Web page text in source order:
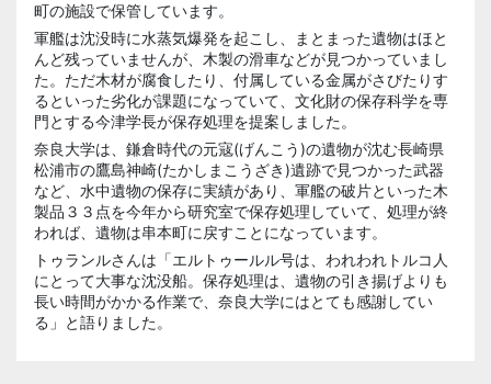
町の施設で保管しています。
軍艦は沈没時に水蒸気爆発を起こし、まとまった遺物はほと
んど残っていませんが、木製の滑車などが見つかっていまし
た。ただ木材が腐食したり、付属している金属がさびたりす
るといった劣化が課題になっていて、文化財の保存科学を専
門とする今津学長が保存処理を提案しました。
奈良大学は、鎌倉時代の元寇(げんこう)の遺物が沈む長崎県
松浦市の鷹島神崎(たかしまこうざき)遺跡で見つかった武器
など、水中遺物の保存に実績があり、軍艦の破片といった木
製品３３点を今年から研究室で保存処理していて、処理が終
われば、遺物は串本町に戻すことになっています。
トゥランルさんは「エルトゥールル号は、われわれトルコ人
にとって大事な沈没船。保存処理は、遺物の引き揚げよりも
長い時間がかかる作業で、奈良大学にはとても感謝してい
る」と語りました。